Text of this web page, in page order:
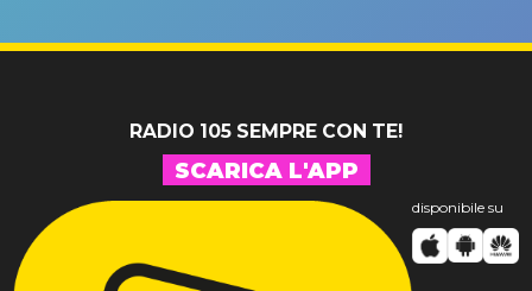
RADIO 105 SEMPRE CON TE!
SCARICA L'APP
disponibile su